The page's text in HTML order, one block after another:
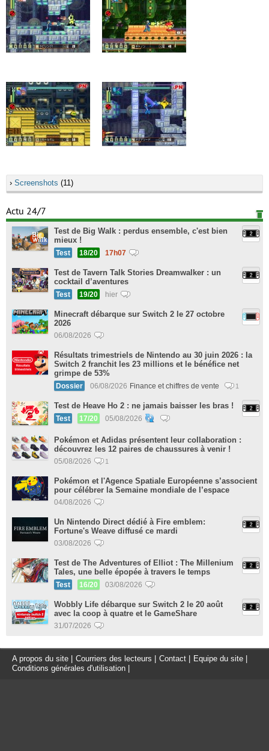
› Screenshots (11)
Actu 24/7
Test de Big Walk : perdus ensemble, c'est bien
mieux !
Test 18/20 17h07
Test de Tavern Talk Stories Dreamwalker : un
cocktail d’aventures
Test 19/20 hier
Minecraft débarque sur Switch 2 le 27 octobre
2026
06/08/2026
Résultats trimestriels de Nintendo au 30 juin 2026 : la
Switch 2 franchit les 23 millions et le bénéfice net
grimpe de 53%
Dossier 06/08/2026 Finance et chiffres de vente 1
Test de Heave Ho 2 : ne jamais baisser les bras !
Test 17/20 05/08/2026
Pokémon et Adidas présentent leur collaboration :
découvrez les 12 paires de chaussures à venir !
05/08/2026 1
Pokémon et l'Agence Spatiale Européenne s’associent
pour célébrer la Semaine mondiale de l’espace
04/08/2026
Un Nintendo Direct dédié à Fire emblem:
Fortune's Weave diffusé ce mardi
03/08/2026
Test de The Adventures of Elliot : The Millenium
Tales, une belle épopée à travers le temps
Test 16/20 03/08/2026
Wobbly Life débarque sur Switch 2 le 20 août
avec la coop à quatre et le GameShare
31/07/2026
A propos du site Courriers des lecteurs Contact Equipe du site
Conditions générales d'utilisation